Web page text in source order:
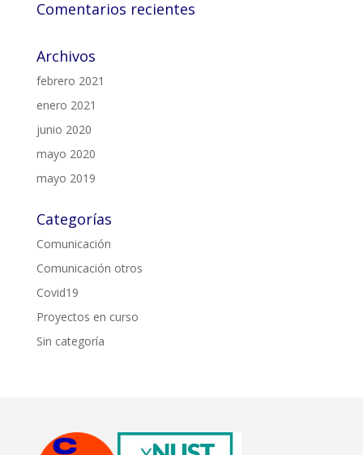
Comentarios recientes
Archivos
febrero 2021
enero 2021
junio 2020
mayo 2020
mayo 2019
Categorías
Comunicación
Comunicación otros
Covid19
Proyectos en curso
Sin categoría